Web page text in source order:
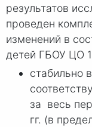
результатов
проведен
изменений в
детей ГБОУ ЦО
стабильно
за весь
гг. (в